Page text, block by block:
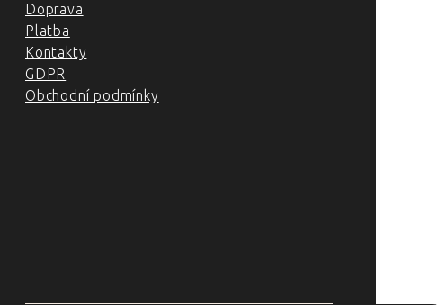
Doprava
Platba
Kontakty
GDPR
Obchodní podmínky